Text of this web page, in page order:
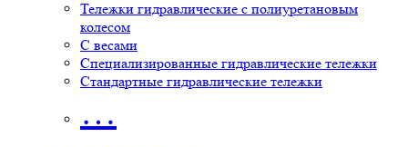
Тележки гидравлические с полиуретановым
колесом
С весами
Специализированные гидравлические тележки
Стандартные гидравлические тележки
…